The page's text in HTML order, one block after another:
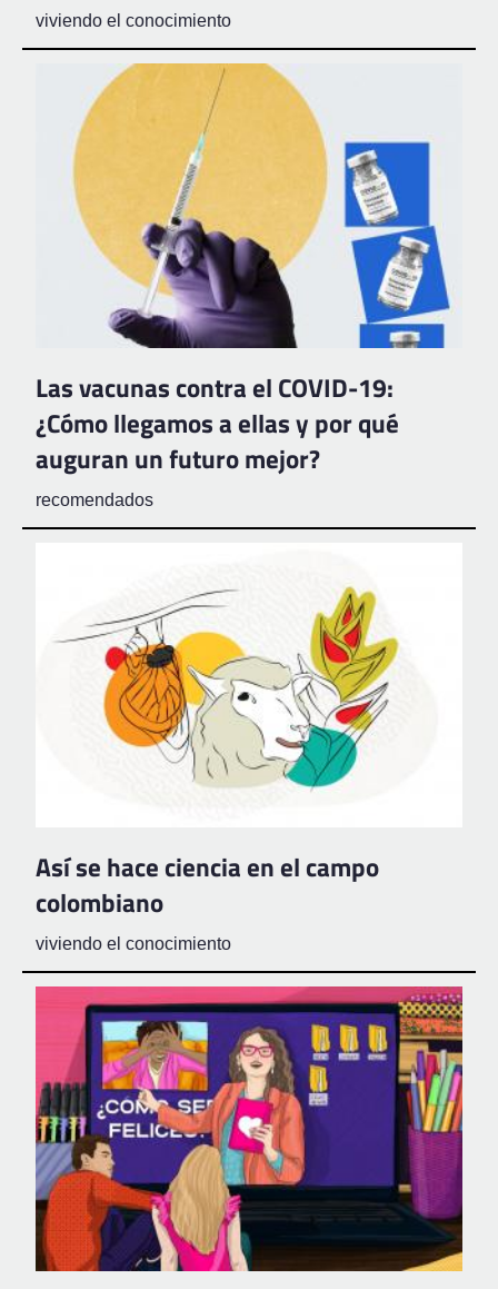
viviendo el conocimiento
Las vacunas contra el COVID-19:
¿Cómo llegamos a ellas y por qué
auguran un futuro mejor?
recomendados
Así se hace ciencia en el campo
colombiano
viviendo el conocimiento